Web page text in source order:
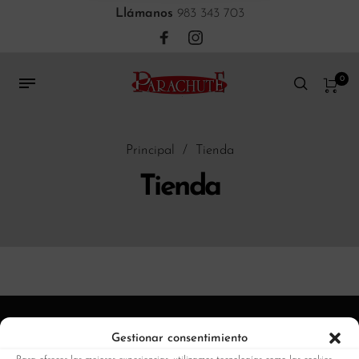
Gestionar consentimiento
Llámanos 983 343 703
0
Principal / Tienda
Tienda